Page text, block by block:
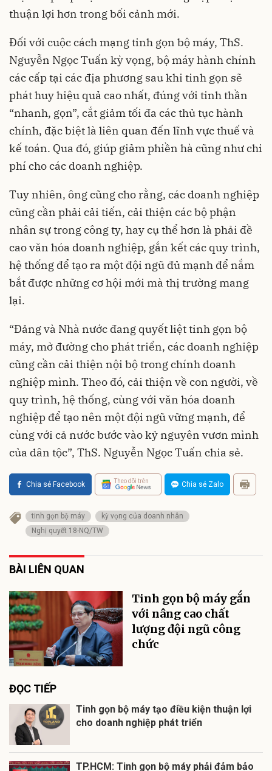
thuận lợi hơn trong bối cảnh mới.
Đối với cuộc cách mạng tinh gọn bộ máy, ThS.
Nguyễn Ngọc Tuấn kỳ vọng, bộ máy hành chính
các cấp tại các địa phương sau khi tinh gọn sẽ
phát huy hiệu quả cao nhất, đúng với tinh thần
“nhanh, gọn”, cắt giảm tối đa các thủ tục hành
chính, đặc biệt là liên quan đến lĩnh vực thuế và
kế toán. Qua đó, giúp giảm phiền hà cũng như chi
phí cho các doanh nghiệp.
Tuy nhiên, ông cũng cho rằng, các doanh nghiệp
cũng cần phải cải tiến, cải thiện các bộ phận
nhân sự trong công ty, hay cụ thể hơn là phải đề
cao văn hóa doanh nghiệp, gắn kết các quy trình,
hệ thống để tạo ra một đội ngũ đủ mạnh để nắm
bắt được những cơ hội mới mà thị trường mang
lại.
“Đảng và Nhà nước đang quyết liệt tinh gọn bộ
máy, mở đường cho phát triển, các doanh nghiệp
cũng cần cải thiện nội bộ trong chính doanh
nghiệp mình. Theo đó, cải thiện về con người, về
quy trình, hệ thống, cùng với văn hóa doanh
nghiệp để tạo nên một đội ngũ vững mạnh, để
cùng với cả nước bước vào kỷ nguyên vươn mình
của dân tộc”, ThS. Nguyễn Ngọc Tuấn chia sẻ.
Chia sẻ Facebook Theo dõi trên Chia sẻ Zalo
tinh gọn bộ máy
kỳ vọng của doanh nhân
Nghị quyết 18-NQ/TW
BÀI LIÊN QUAN
Tinh gọn bộ máy gắn
với nâng cao chất
lượng đội ngũ công
chức
ĐỌC TIẾP
Tinh gọn bộ máy tạo điều kiện thuận lợi
cho doanh nghiệp phát triển
TP.HCM: Tinh gọn bộ máy phải đảm bảo